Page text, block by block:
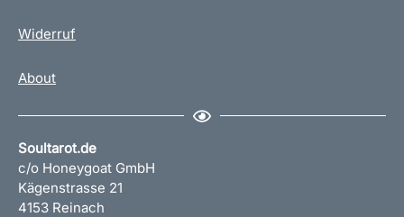
Widerruf
About
Soultarot.de
c/o Honeygoat GmbH
Kägenstrasse 21
4153 Reinach